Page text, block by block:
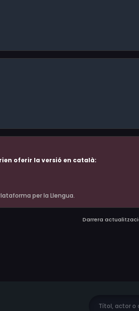
oferir la versió en català:
per la Llengua.
Darrera